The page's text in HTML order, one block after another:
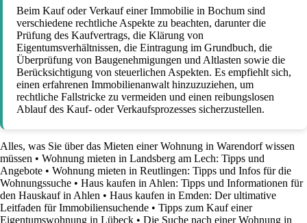
Beim Kauf oder Verkauf einer Immobilie in Bochum sind
verschiedene rechtliche Aspekte zu beachten, darunter die
Prüfung des Kaufvertrags, die Klärung von
Eigentumsverhältnissen, die Eintragung im Grundbuch, die
Überprüfung von Baugenehmigungen und Altlasten sowie die
Berücksichtigung von steuerlichen Aspekten. Es empfiehlt sich,
einen erfahrenen Immobilienanwalt hinzuzuziehen, um
rechtliche Fallstricke zu vermeiden und einen reibungslosen
Ablauf des Kauf- oder Verkaufsprozesses sicherzustellen.
Alles, was Sie über das Mieten einer Wohnung in Warendorf wissen
müssen • Wohnung mieten in Landsberg am Lech: Tipps und
Angebote • Wohnung mieten in Reutlingen: Tipps und Infos für die
Wohnungssuche • Haus kaufen in Ahlen: Tipps und Informationen für
den Hauskauf in Ahlen • Haus kaufen in Emden: Der ultimative
Leitfaden für Immobiliensuchende • Tipps zum Kauf einer
Eigentumswohnung in Lübeck • Die Suche nach einer Wohnung in